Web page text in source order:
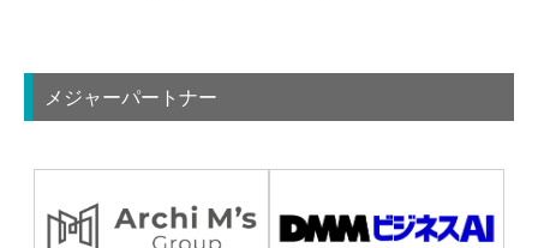
メジャーパートナー